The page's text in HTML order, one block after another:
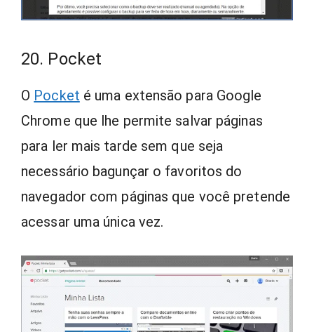
20. Pocket
O Pocket é uma extensão para Google
Chrome que lhe permite salvar páginas
para ler mais tarde sem que seja
necessário bagunçar o favoritos do
navegador com páginas que você pretende
acessar uma única vez.